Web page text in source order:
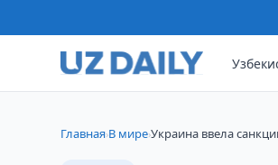
Главная›В мире›Украина ввела